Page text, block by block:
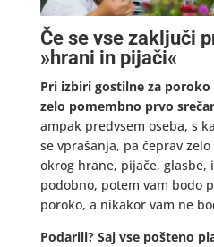
Če se vse zaključi
»hrani in pijači«
Pri izbiri gostilne za poroko
zelo pomembno prvo
ampak predvsem oseba, s
se vprašanja, pa čeprav
okrog hrane, pijače, glasbe,
podobno, potem vam bodo
poroko, a nikakor vam ne
Podarili? Saj vse pošteno